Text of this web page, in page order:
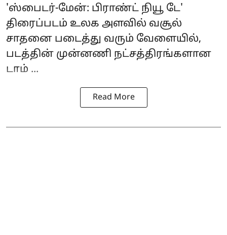
'ஸ்பைடர்-மேன்: பிராண்ட் நியூ டே'
திரைப்படம் உலக அளவில் வசூல்
சாதனை படைத்து வரும் வேளையில்,
படத்தின் முன்னணி நட்சத்திரங்களான
டாம் ...
Read More